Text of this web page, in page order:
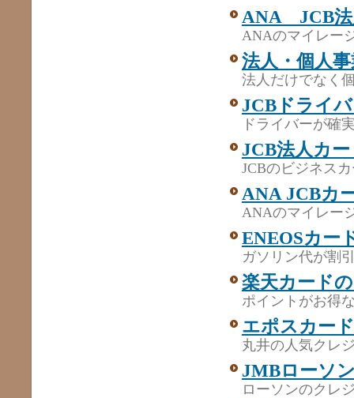
ANA JCB法
ANAのマイレー
法人・個人
法人だけでなく
JCBドライ
ドライバーが確
JCB法人カ
JCBのビジネス
ANA JCBカ
ANAのマイレー
ENEOSカー
ガソリン代が割
楽天カード
ポイントがお得
エポスカー
丸井の人気クレ
JMBローソ
ローソンのクレ